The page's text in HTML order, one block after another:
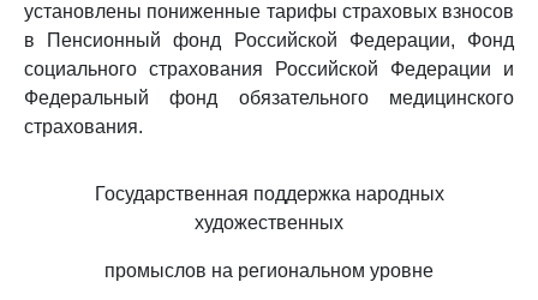
установлены пониженные тарифы страховых взносов
в Пенсионный фонд Российской Федерации, Фонд
социального страхования Российской Федерации и
Федеральный фонд обязательного медицинского
страхования.
Государственная поддержка народных
художественных
промыслов на региональном уровне